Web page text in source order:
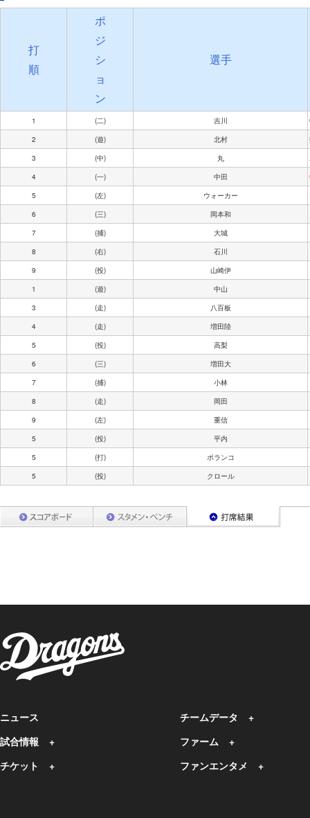
打
順
ポ
ジ
シ
ョ
ン
選手
1 (二) 吉川
2
(遊) 北村
3
(中) 丸
4
(一) 中田
5
(左) ウォーカー
6
(三)
岡本和
7
(捕)
大城
8
(右)
石川
9
(投)
山崎伊
1
(遊)
中山
3
(走)
八百板
4
(走)
増田陸
5
(投)
高梨
6
(三)
増田大
7
(捕)
小林
8
(走)
岡田
9
(左)
重信
5
(投)
平内
5
(打)
ポランコ
5
(投) クロール
ニュース
試合情報
チケット
チームデータ
ファーム
ファンエンタメ